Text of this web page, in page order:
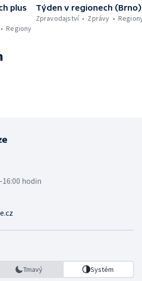
plus
Regiony
Týden v regionech (Brno)
Zpravodajství
Zprávy
hodin
Tmavý Systém